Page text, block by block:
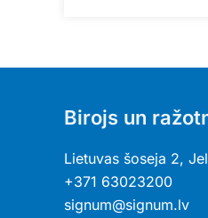
Birojs un
Lietuvas šoseja 2,
+371 63023200
signum@signum.lv